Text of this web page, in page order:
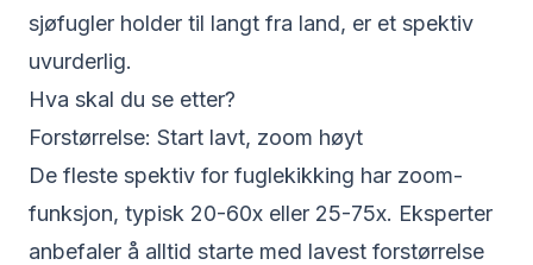
sjøfugler holder til langt fra land, er et spektiv
uvurderlig.
Hva skal du se etter?
Forstørrelse: Start lavt, zoom høyt
De fleste spektiv for fuglekikking har zoom-
funksjon, typisk 20-60x eller 25-75x. Eksperter
anbefaler å alltid starte med lavest forstørrelse